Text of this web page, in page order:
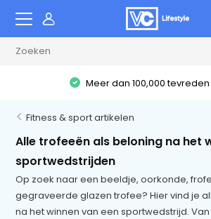
Meer dan 100,000
Fitness & sport artikelen
Alle trofeeën als beloning na het
sportwedstrijden
Op zoek naar een beeldje, oorkonde,
gegraveerde glazen trofee? Hier vind je
na het winnen van een sportwedstrijd.